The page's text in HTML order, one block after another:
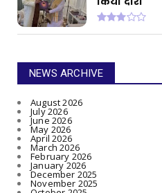
NEWS ARCHIVE
August 2026
July 2026
June 2026
May 2026
April 2026
March 2026
February 2026
January 2026
December 2025
November 2025